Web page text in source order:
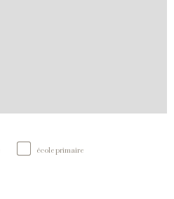
école primaire